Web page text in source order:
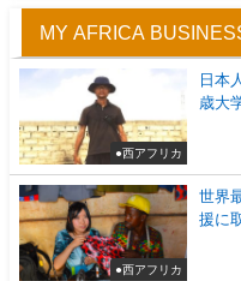
MY AFRICA
●西アフリカ
日本
歳大
●西アフリカ
世界
援に